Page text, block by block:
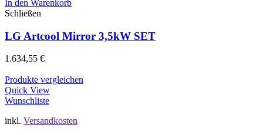
In den Warenkorb
Schließen
LG Artcool Mirror 3,5kW SET
1.634,55 €
Produkte vergleichen
Quick View
Wunschliste
inkl. Versandkosten